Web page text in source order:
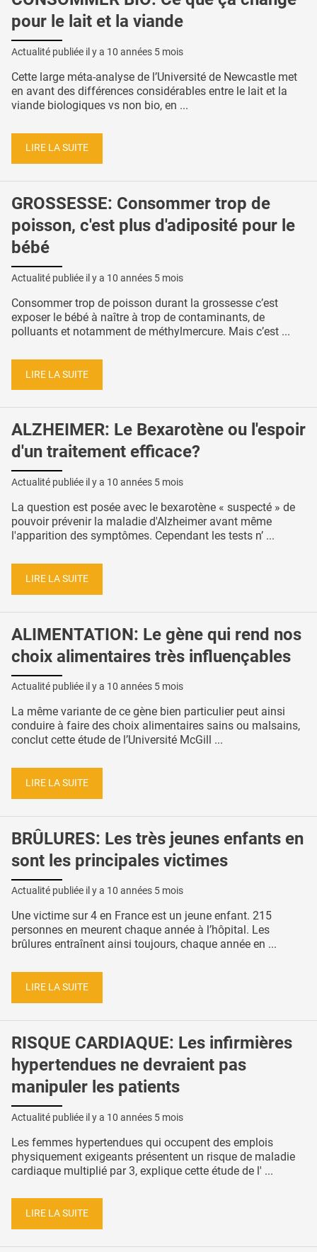
pour le lait et la viande
Actualité publiée il y a 10 années 5 mois
Cette large méta-analyse de l’Université de Newcastle met
en avant des différences considérables entre le lait et la
viande biologiques vs non bio, en ...
LIRE LA SUITE
GROSSESSE: Consommer trop de
poisson, c'est plus d'adiposité pour le
bébé
Actualité publiée il y a 10 années 5 mois
Consommer trop de poisson durant la grossesse c’est
exposer le bébé à naître à trop de contaminants, de
polluants et notamment de méthylmercure. Mais c’est ...
LIRE LA SUITE
ALZHEIMER: Le Bexarotène ou l'espoir
d'un traitement efficace?
Actualité publiée il y a 10 années 5 mois
La question est posée avec le bexarotène « suspecté » de
pouvoir prévenir la maladie d'Alzheimer avant même
l'apparition des symptômes. Cependant les tests n’ ...
LIRE LA SUITE
ALIMENTATION: Le gène qui rend nos
choix alimentaires très influençables
Actualité publiée il y a 10 années 5 mois
La même variante de ce gène bien particulier peut ainsi
conduire à faire des choix alimentaires sains ou malsains,
conclut cette étude de l’Université McGill ...
LIRE LA SUITE
BRÛLURES: Les très jeunes enfants en
sont les principales victimes
Actualité publiée il y a 10 années 5 mois
Une victime sur 4 en France est un jeune enfant. 215
personnes en meurent chaque année à l’hôpital. Les
brûlures entraînent ainsi toujours, chaque année en ...
LIRE LA SUITE
RISQUE CARDIAQUE: Les infirmières
hypertendues ne devraient pas
manipuler les patients
Actualité publiée il y a 10 années 5 mois
Les femmes hypertendues qui occupent des emplois
physiquement exigeants présentent un risque de maladie
cardiaque multiplié par 3, explique cette étude de l' ...
LIRE LA SUITE